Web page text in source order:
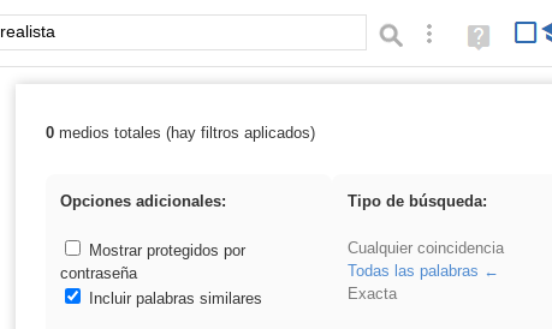
Palabra o frase: Búsqueda avanzada
Ayuda
(en
Resultados de: realista
0medios totales (hay filtros aplicados)
Opciones adicionales:
Mostrar protegidos por
contraseña
Incluir palabras similares
Tipo de búsqueda:
Cualquier coincidencia
Todas las palabras
Exacta